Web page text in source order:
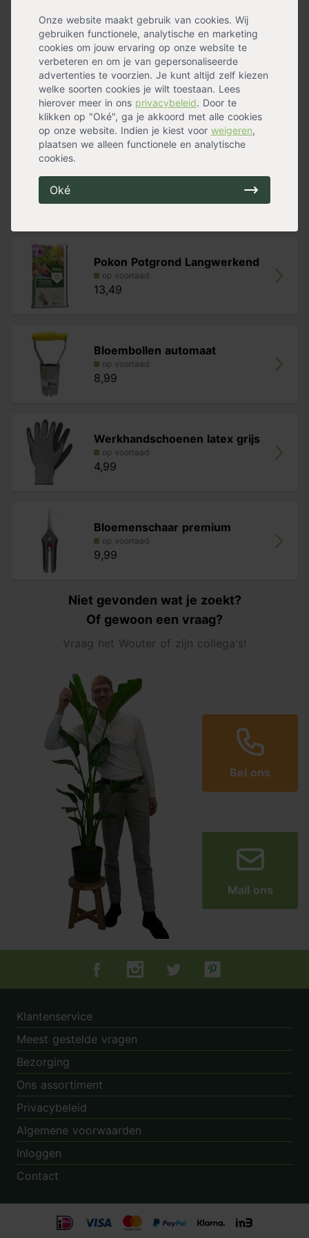
Onze website maakt gebruik van cookies. Wij
gebruiken functionele, analytische en marketing
cookies om jouw ervaring op onze website te
verbeteren en om je van gepersonaliseerde
advertenties te voorzien. Je kunt altijd zelf kiezen
welke soorten cookies je wilt toestaan. Lees
hierover meer in ons privacybeleid. Door te
klikken op "Oké", ga je akkoord met alle cookies
op onze website. Indien je kiest voor weigeren,
plaatsen we alleen functionele en analytische
cookies.
Oké
vochtige grond is Zantedeschia mooi te combineren met
o.a.hosta’s. Geef de Zantedeschia in de zomer vrij veel
water, de grond mag constant licht vochtig zijn. Zet bij
planten in pot een schotel onder de pot en laat hier in
droge perioden altijd een laagje water in staan.
Houddrie keer de hoogte en drie keer de breedte
van de bloembolaan voor de juiste plantdiepte en -
afstand.
Handig voor erbij
Verplantschepje breed
op voorraad
8,99
Tuinknielkussen
6,99
Pokon Potgrond Langwerkend
op voorraad
13,49
Bloembollen automaat
op voorraad
8,99
Werkhandschoenen latex grijs
op voorraad
4,99
Bloemenschaar premium
op voorraad
9,99
Niet gevonden wat je zoekt?
Of gewoon een vraag?
Vraag het Wouter of zijn collega's!
Bel ons
Mail ons
Tuincentrum.nl op Facebook
Tuincentrum.nl op Instagram
Tuincentrum.nl op Twitter
Tuincentrum.nl op
Klantenservice
Meest gestelde vragen
Bezorging
Ons assortiment
Privacybeleid
Algemene voorwaarden
Inloggen
Contact